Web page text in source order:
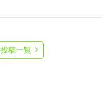
投稿一覧